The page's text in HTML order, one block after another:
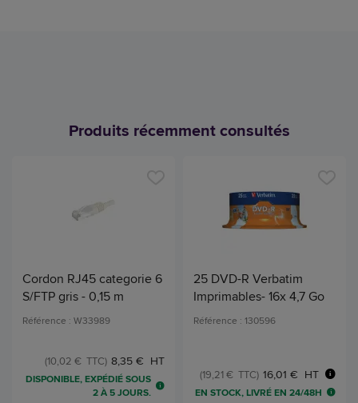
Produits récemment consultés
Cordon RJ45 categorie 6
S/FTP gris - 0,15 m
Référence : W33989
8,35 € HT
(10,02 € TTC)
DISPONIBLE, EXPÉDIÉ SOUS
2 À 5 JOURS.
25 DVD-R Verbatim
Imprimables- 16x 4,7 Go
Référence : 130596
16,01 € HT
(19,21 € TTC)
EN STOCK, LIVRÉ EN 24/48H